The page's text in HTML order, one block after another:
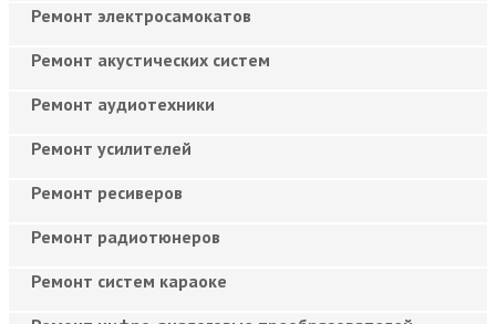
Ремонт электросамокатов
Ремонт акустических систем
Ремонт аудиотехники
Ремонт усилителей
Ремонт ресиверов
Ремонт радиотюнеров
Ремонт систем караоке